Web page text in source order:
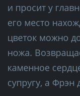
и просит у
его место
цветок можно
ножа.
каменное
супругу, а Фрэн